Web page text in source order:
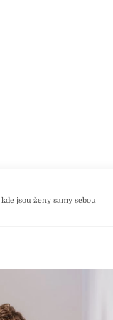
kde jsou ženy samy sebou